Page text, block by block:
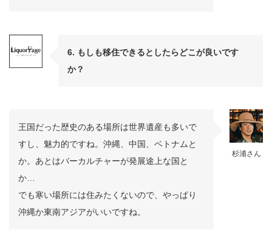
6. もしも移住できるとしたらどこが良いです
か？
杉浦さん
王国だった歴史のある場所は世界遺産も多いで
すし、魅力的ですね。沖縄、中国、ベトナムと
か。あとはバーカルチャーが発展途上な国と
か…
でも寒い場所には住みたくないので、やっぱり
沖縄か東南アジアがいいですね。